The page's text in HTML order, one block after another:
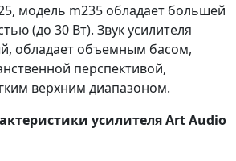
модель m235 обладает большей
(до 30 Вт). Звук усилителя
обладает объемным басом,
перспективой,
верхним диапазоном.
усилителя Art Audio